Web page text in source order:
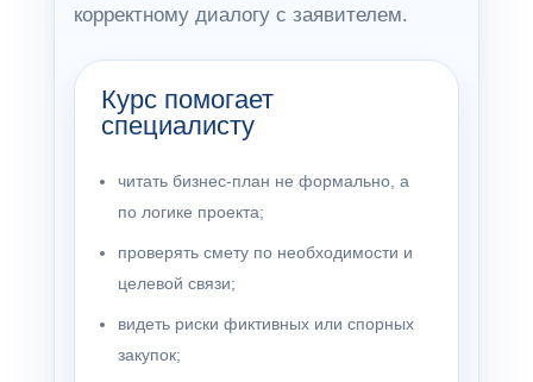
корректному диалогу с заявителем.
Курс помогает
специалисту
читать бизнес-план не формально, а
по логике проекта;
проверять смету по необходимости и
целевой связи;
видеть риски фиктивных или спорных
закупок;